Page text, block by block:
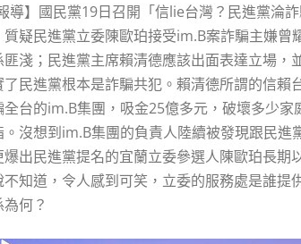
導】國民黨19日召開「信lie台灣？民進黨淪
疑民進黨立委陳歐珀接受im.B案詐騙主嫌
淺；民進黨主席賴清德應該出面表達立場
民進黨根本是詐騙共犯。賴清德所謂的信賴
台的im.B集團，吸金25億多元，破壞多少
沒想到im.B集團的負責人陸續被發現跟民
出民進黨提名的宜蘭立委參選人陳歐珀長
知道，令人感到可笑，立委的服務處是誰
何？